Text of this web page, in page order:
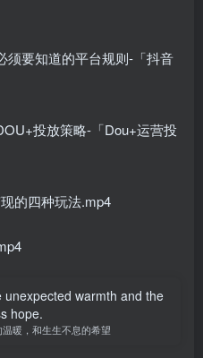
须要知道的平台规则-「抖音
投放策略-「Dou+运营投
的四种玩法.mp4
warmth and the
hope.
暖，和生生不息的希望